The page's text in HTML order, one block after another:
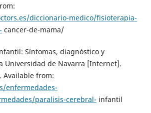
diccionario-medico/fisioterapia-
cancer-de-mama/
Síntomas, diagnóstico y
Universidad de Navarra [Internet].
Available from:
enfermedades-
paralisis-cerebral- infantil